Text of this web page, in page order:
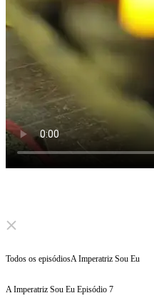
Click
Por que você fala
Todos os episódiosA Imperatriz Sou Eu
A Imperatriz Sou Eu Episódio 7